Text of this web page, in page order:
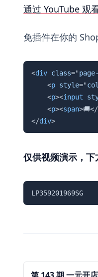
第 61 期免费创建
通过 YouTube 观
免插件在你的
<div class="
<p style="
<p><input
<p><span>🚚</
</div>
仅供视频演示，
LP359201969SG